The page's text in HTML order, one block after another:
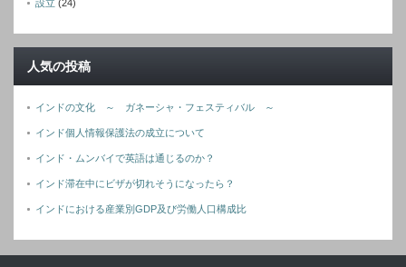
設立 (24)
人気の投稿
インドの文化 ～ ガネーシャ・フェスティバル ～
インド個人情報保護法の成立について
インド・ムンバイで英語は通じるのか？
インド滞在中にビザが切れそうになったら？
インドにおける産業別GDP及び労働人口構成比